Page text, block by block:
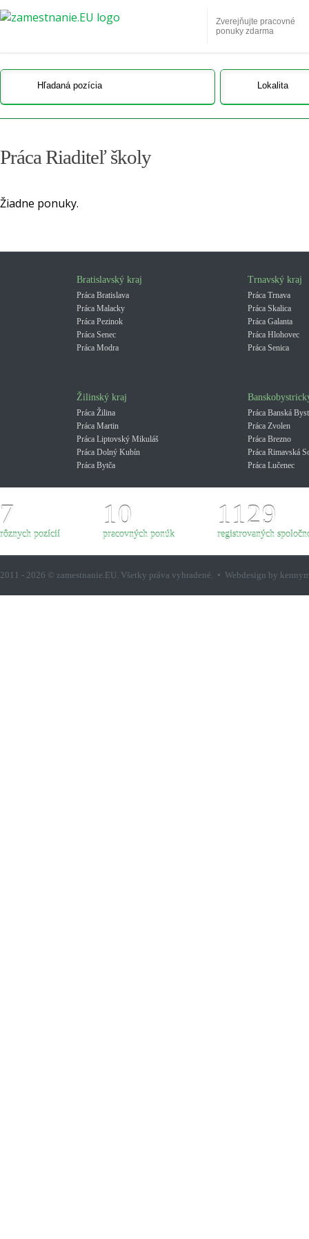
Zverejňujte pracovné
ponuky zdarma
Práca Riaditeľ školy
Žiadne ponuky.
Bratislavský kraj
Práca Bratislava
Práca Malacky
Práca Pezinok
Práca Senec
Práca Modra
Trnavský kraj
Práca Trnava
Práca Skalica
Práca Galanta
Práca Hlohovec
Práca Senica
Žilinský kraj
Práca Žilina
Práca Martin
Práca Liptovský Mikuláš
Práca Dolný Kubín
Práca Bytča
Práca Banská
Práca Zvolen
Práca Brezno
Práca Rimavská
Práca Lučenec
7
rôznych pozícií
10
pracovných ponúk
1129
registrovaných
2011 - 2026 © zamestnanie.EU. Všetky práva vyhradené. • Webdesign by